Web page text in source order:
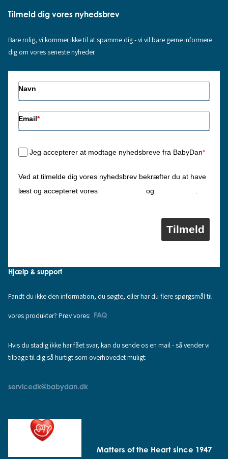
Tilmeld dig vores nyhedsbrev
Bare rolig, vi kommer ikke til at spamme dig - vi vil bare gerne informere
dig om vores seneste nyheder.
Navn
Email*
Jeg accepterer at modtage nyhedsbreve fra BabyDan*
Ved at tilmelde dig vores nyhedsbrev bekræfter du at have
læst og accepteret vores
og
Tilmeld
Hjælp & support
Fandt du ikke den information, du søgte, eller har du flere spørgsmål til
vores produkter? Prøv vores: FAQ
Hvis du stadig ikke har fået svar, kan du sende os en mail - så vender vi
tilbage til dig så hurtigt som overhovedet muligt:
servicedk@babydan.dk
Matters of the Heart since 1947